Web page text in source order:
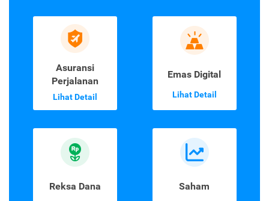
Asuransi
Perjalanan
Lihat Detail
Emas Digital
Lihat Detail
Reksa Dana Saham